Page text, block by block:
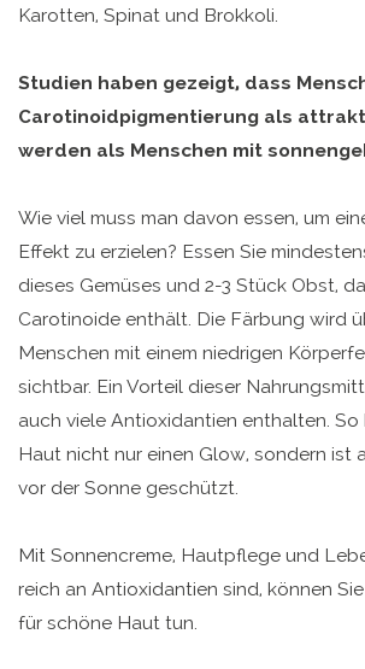
Karotten, Spinat und Brokkoli.
Studien haben gezeigt, dass
Carotinoidpigmentierung als
werden als Menschen mit
Wie viel muss man davon essen, um
Effekt zu erzielen? Essen Sie
dieses Gemüses und 2-3 Stück Obst,
Carotinoide enthält. Die Färbung wird
Menschen mit einem niedrigen
sichtbar. Ein Vorteil dieser
auch viele Antioxidantien enthalten.
Haut nicht nur einen Glow, sondern ist
vor der Sonne geschützt.
Mit Sonnencreme, Hautpflege und
reich an Antioxidantien sind, können
für schöne Haut tun.